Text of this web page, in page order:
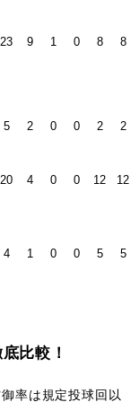
23 9 1 0 8 8
5 2 0 0 2 2
20 4 0 0 12 12
4 1 0 0 5 5
比較！
率は規定投球回以